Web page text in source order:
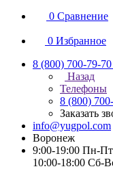
0 Сравнение
0 Избранное
8 (800) 700-79-70
Назад
Телефоны
8 (800)
Заказать
info@yugpol.com
Воронеж
9:00-19:00 Пн-Пт
10:00-18:00 Cб-